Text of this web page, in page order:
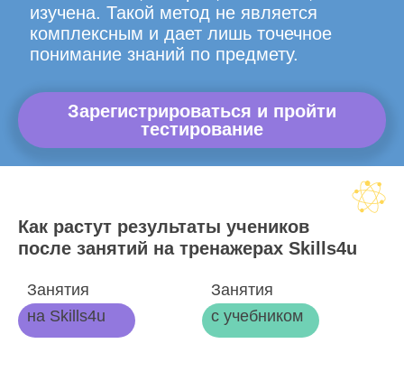
изучена. Такой метод не является
комплексным и дает лишь точечное
понимание знаний по предмету.
Зарегистрироваться и пройти
тестирование
Как растут результаты учеников
после занятий на тренажерах Skills4u
Занятия
на Skills4u
Занятия
с учебником